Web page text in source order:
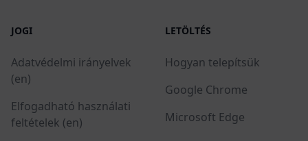
JOGI
Adatvédelmi irányelvek
(en)
Elfogadható használati
feltételek (en)
LETÖLTÉS
Hogyan telepítsük
Google Chrome
Microsoft Edge